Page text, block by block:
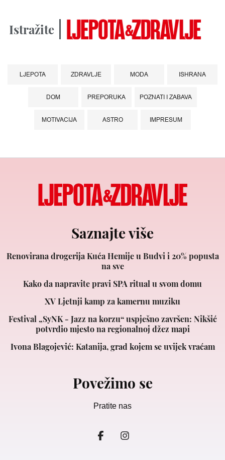
Istražite
LJEPOTA ZDRAVLJE MODA ISHRANA
DOM PREPORUKA POZNATI I ZABAVA
MOTIVACIJA ASTRO IMPRESUM
Saznajte više
Renovirana drogerija Kuća Hemije u Budvi i 20% popusta
na sve
Kako da napravite pravi SPA ritual u svom domu
XV Ljetnji kamp za kamernu muziku
Festival „SyNK - Jazz na korzu“ uspješno završen: Nikšić
potvrdio mjesto na regionalnoj džez mapi
Ivona Blagojević: Katanija, grad kojem se uvijek vraćam
Povežimo se
Pratite nas